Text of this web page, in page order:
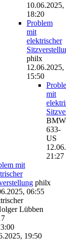
10.06.2025,
18:20
Problem
mit
elektrischer
philx
12.06.2025,
15:50
mit
633-
US
21:27
mit
philx
06:55
Lübben
19:50